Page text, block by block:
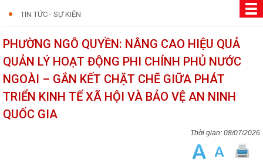
TIN TỨC - SỰ KIỆN
PHƯỜNG NGÔ QUYỀN: NÂNG CAO HIỆU QUẢ
QUẢN LÝ HOẠT ĐỘNG PHI CHÍNH PHỦ NƯỚC
NGOÀI – GẮN KẾT CHẶT CHẼ GIỮA PHÁT
TRIỂN KINH TẾ XÃ HỘI VÀ BẢO VỆ AN NINH
QUỐC GIA
08/07/2026